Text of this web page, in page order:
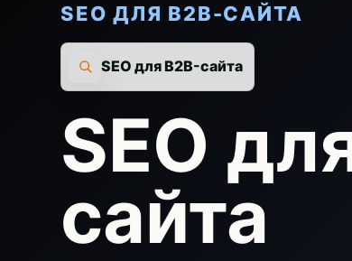
SEO ДЛЯ B2B-САЙТА
SEO для B2B-сайта
SEO
сайта